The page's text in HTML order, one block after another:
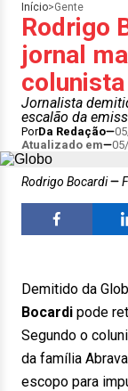
Início>Gente
Rodrigo
jornal
colunista
Jornalista
escalão da
PorDa Redação
Atualizado em
Rodrigo Bocardi
Demitido da
Bocardi pode
Segundo o
da família
escopo para